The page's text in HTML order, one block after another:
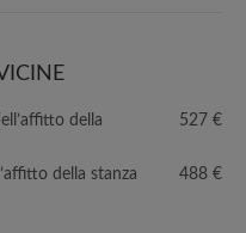
della
527 €
della stanza 488 €